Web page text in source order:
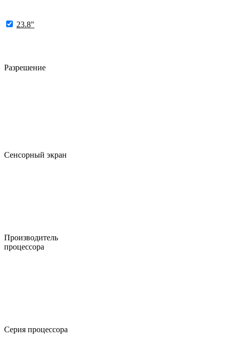
23.8"
Разрешение
Сенсорный экран
Производитель
процессора
Серия процессора